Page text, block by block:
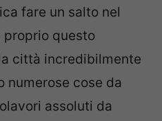
fare un salto nel
proprio questo
città incredibilmente
numerose cose da
assoluti da